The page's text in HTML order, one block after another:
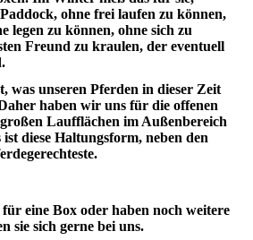
ohne frei laufen zu können,
legen zu können, ohne sich zu
Freund zu kraulen, der eventuell
was unseren Pferden in dieser Zeit
haben wir uns für die offenen
Laufflächen im Außenbereich
diese Haltungsform, neben den
für eine Box oder haben noch weitere
sie sich gerne bei uns.